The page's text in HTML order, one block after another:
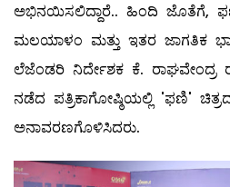
ಅಭಿನಯಿಸಲಿದ್ದಾರೆ.. ಹಿಂದಿ ಜೊತೆಗೆ,
ಮಲಯಾಳಂ ಮತ್ತು ಇತರ ಜಾಗತಿಕ
ಲೆಜೆಂಡರಿ ನಿರ್ದೇಶಕ ಕೆ. ರಾಘವೇಂದ್ರ
ನಡೆದ ಪತ್ರಿಕಾಗೋಷ್ಠಿಯಲ್ಲಿ 'ಫಣಿ'
ಅನಾವರಣಗೊಳಿಸಿದರು.